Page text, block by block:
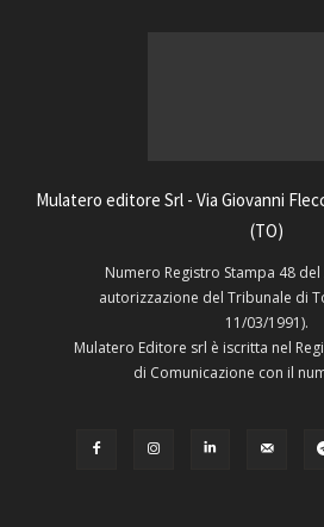
Mulatero editore Srl - Via Giovanni
(TO)
Numero Registro Stampa 48
autorizzazione del Tribunale di
11/03/1991).
Mulatero Editore srl è iscritta nel
di Comunicazione con il